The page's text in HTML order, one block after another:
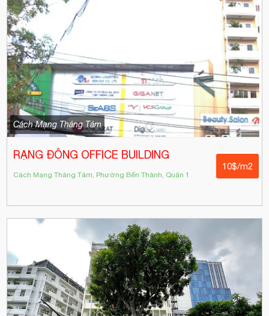
Cách Mạng Tháng Tám
RẠNG ĐÔNG OFFICE BUILDING
Cách Mạng Tháng Tám, Phường Bến Thành, Quận 1
10$/m2